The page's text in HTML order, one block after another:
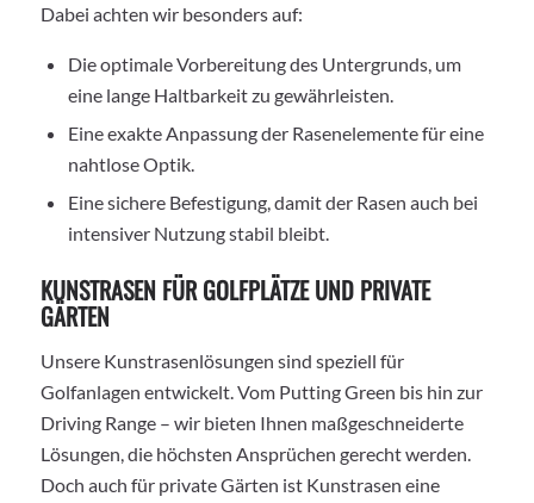
Dabei achten wir besonders auf:
Die optimale Vorbereitung des Untergrunds, um
eine lange Haltbarkeit zu gewährleisten.
Eine exakte Anpassung der Rasenelemente für eine
nahtlose Optik.
Eine sichere Befestigung, damit der Rasen auch bei
intensiver Nutzung stabil bleibt.
KUNSTRASEN FÜR GOLFPLÄTZE UND PRIVATE
GÄRTEN
Unsere Kunstrasenlösungen sind speziell für
Golfanlagen entwickelt. Vom Putting Green bis hin zur
Driving Range – wir bieten Ihnen maßgeschneiderte
Lösungen, die höchsten Ansprüchen gerecht werden.
Doch auch für private Gärten ist Kunstrasen eine